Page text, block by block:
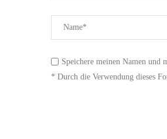
Speichere meinen Namen und
* Durch die Verwendung dieses